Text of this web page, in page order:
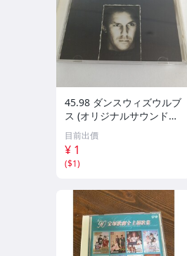
45.98 ダンスウィズウルブ
ス (オリジナルサウンドト
ラック) 08
目前出價
¥ 1
($1)